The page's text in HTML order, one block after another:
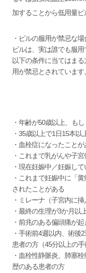
加することから低用量ピ
・ピルの服用が禁忌な
ピルは、実は誰でも服用
以下の条件に当てはま
用が禁忌とされています。
・年齢が50歳以上、も
・35歳以上で1日15本以
・血栓症になったこと
・これまで乳がんや子
・現在妊娠中／妊娠し
・これまで妊娠中に「
されたことがある
・ミレーナ（子宮内に
・最終の生理が3か月以
・前兆のある偏頭痛が起
・手術前4週以内、術後
患者の方（45分以上の手
・血栓性静脈炎、肺塞
歴のある患者の方